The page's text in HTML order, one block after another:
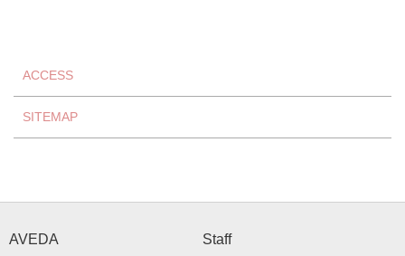
ACCESS
SITEMAP
AVEDA Staff